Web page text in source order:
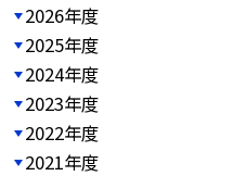
2026年度
2025年度
2024年度
2023年度
2022年度
2021年度